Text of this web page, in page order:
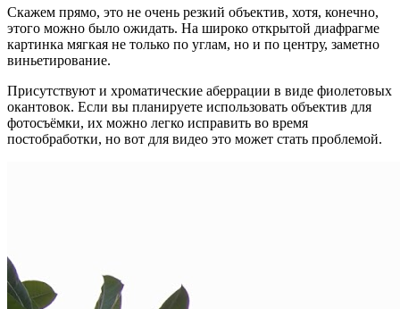
Скажем прямо, это не очень резкий объектив, хотя, конечно,
этого можно было ожидать. На широко открытой диафрагме
картинка мягкая не только по углам, но и по центру, заметно
виньетирование.
Присутствуют и хроматические аберрации в виде фиолетовых
окантовок. Если вы планируете использовать объектив для
фотосъёмки, их можно легко исправить во время
постобработки, но вот для видео это может стать проблемой.